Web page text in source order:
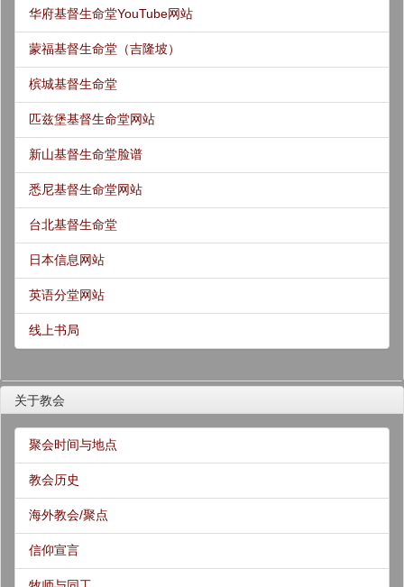
华府基督生命堂YouTube网站
蒙福基督生命堂（吉隆坡）
槟城基督生命堂
匹兹堡基督生命堂网站
新山基督生命堂脸谱
悉尼基督生命堂网站
台北基督生命堂
日本信息网站
英语分堂网站
线上书局
关于教会
聚会时间与地点
教会历史
海外教会/聚点
信仰宣言